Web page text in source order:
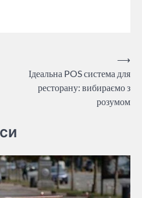
Ідеальна POS система для
ресторану: вибираємо з
розумом
⟶